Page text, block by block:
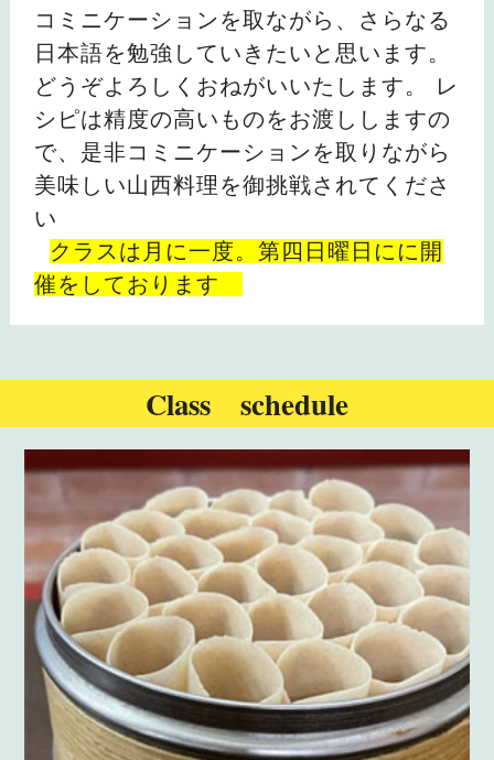
コミニケーションを取ながら、さらなる
日本語を勉強していきたいと思います。
どうぞよろしくおねがいいたします。 レ
シピは精度の高いものをお渡ししますの
で、是非コミニケーションを取りながら
美味しい山西料理を御挑戦されてくださ
い
クラスは月に一度。第四日曜日にに開
催をしております
Class schedule